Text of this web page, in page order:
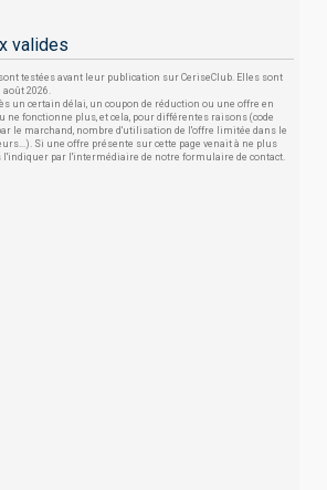
valides
testées avant leur publication sur CeriseClub. Elles sont
2026.
un certain délai, un coupon de réduction ou une offre en
ne fonctionne plus, et cela, pour différentes raisons (code
le marchand, nombre d'utilisation de l'offre limitée dans le
Si une offre présente sur cette page venait à ne plus
l'indiquer par l'intermédiaire de notre formulaire de contact.